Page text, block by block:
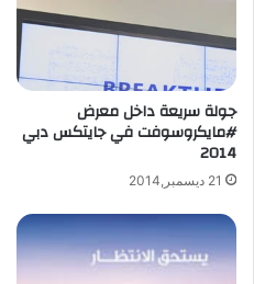
جولة سريعة داخل معرض
#مايكروسوفت في جايتكس دبي
2014
21 ديسمبر,2014